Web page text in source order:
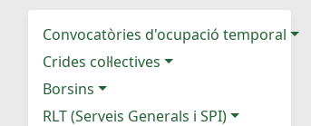
Convocatòries d'ocupació temporal
Crides col·lectives
Borsins
RLT (Serveis Generals i SPI)